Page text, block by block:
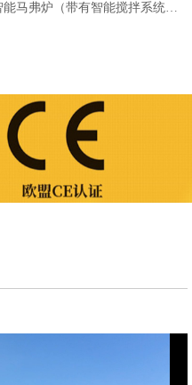
智能马弗炉（带有智能搅拌系统）LYL-FANM